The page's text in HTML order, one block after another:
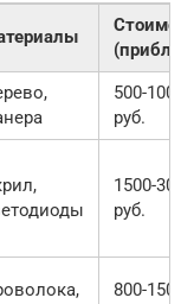
(прибл.)
500-1000
руб.
1500-3000
руб.
800-1500